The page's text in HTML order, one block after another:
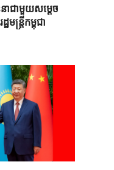
ជាមួយសម្តេច
ន្ត្រីកម្ពុជា